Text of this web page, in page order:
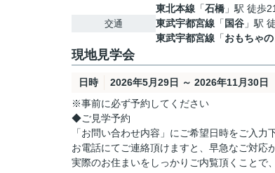
交通
東北本線 「石橋 」駅 徒歩
東武宇都宮線 「 国谷 」駅
東武宇都宮線 「おもちゃ
現地見学会
日時
2026年5月29日 ～ 2026年11月30
※事前に必ず予約してください
◆ご見学予約
「お問い合わせ内容」にご希望日時をご入力
お電話にてご連絡頂けますと、早急なご対応
実際のお住まいをしっかりご内覧頂くことで